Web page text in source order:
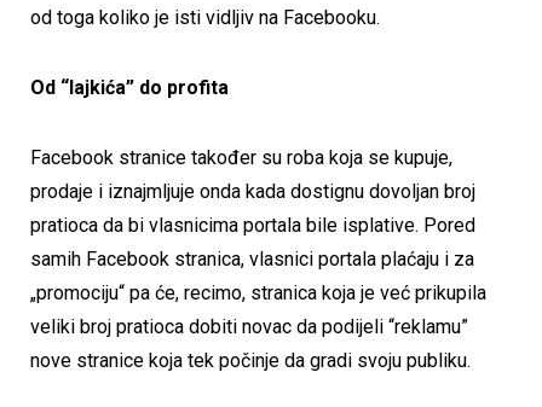
od toga koliko je isti vidljiv na Facebooku.
Od “lajkića” do profita
Facebook stranice također su roba koja se kupuje,
prodaje i iznajmljuje onda kada dostignu dovoljan broj
pratioca da bi vlasnicima portala bile isplative. Pored
samih Facebook stranica, vlasnici portala plaćaju i za
„promociju“ pa će, recimo, stranica koja je već prikupila
veliki broj pratioca dobiti novac da podijeli “reklamu”
nove stranice koja tek počinje da gradi svoju publiku.